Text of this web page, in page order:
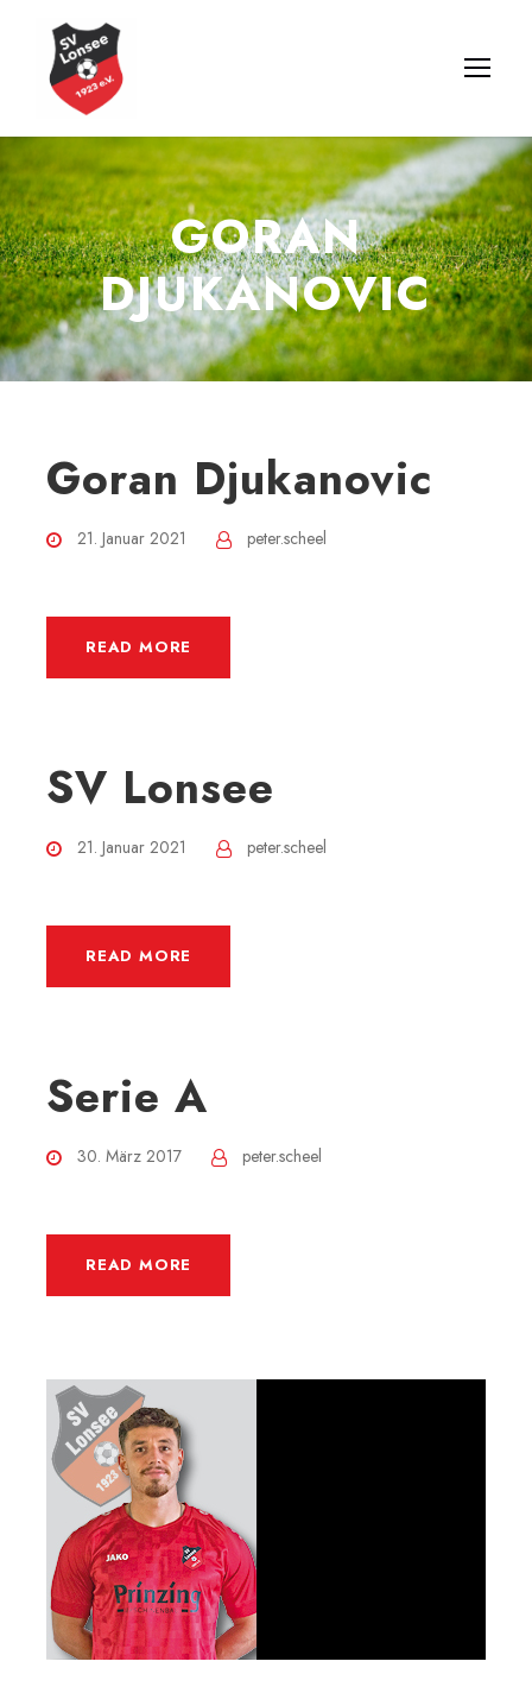
GORAN
DJUKANOVIC
Goran Djukanovic
21. Januar 2021 peter.scheel
READ MORE
SV Lonsee
21. Januar 2021 peter.scheel
READ MORE
Serie A
30. März 2017 peter.scheel
READ MORE